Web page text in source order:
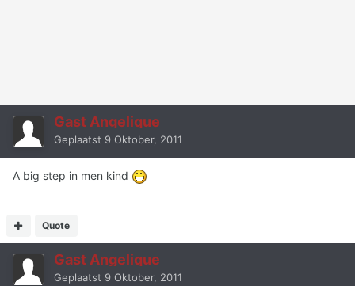
Gast Angelique
Geplaatst 9 Oktober, 2011
A big step in men kind
Quote
Gast Angelique
Geplaatst 9 Oktober, 2011